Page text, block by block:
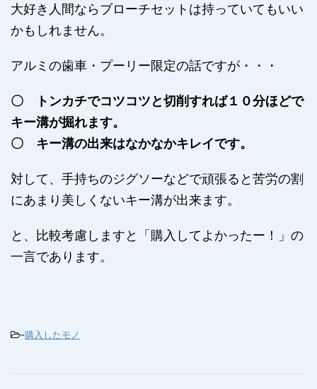
大好き人間ならブローチセットは持っていてもいい
かもしれません。
アルミの歯車・プーリー限定の話ですが・・・
〇 トンカチでコツコツと切削すれば１０分ほどで
キー溝が掘れます。
〇 キー溝の出来はなかなかキレイです。
対して、手持ちのジグソーなどで頑張ると苦労の割
にあまり美しくないキー溝が出来ます。
と、比較考慮しますと「購入してよかったー！」の
一言であります。
-購入したモノ